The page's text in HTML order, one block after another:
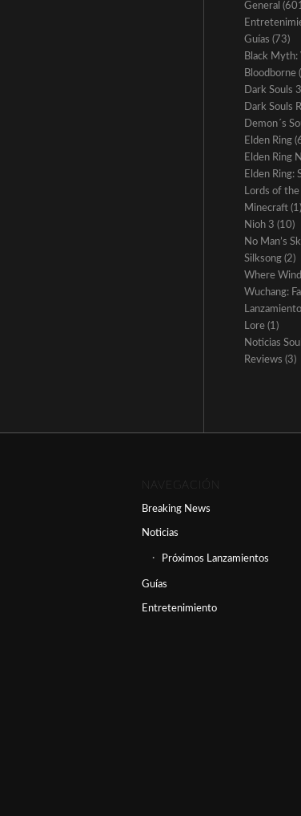
General
Guías (73)
Black Myth:
Bloodborne
Dark Souls 3
Dark Souls
Demon´s
Elden Ring
Elden Ring
Elden Ring:
Lords of
Minecraft(1)
Nioh 3 (10)
No Man’s
Silksong(2)
Where
Wuchang:
Lore(1)
Noticias
Reviews (3)
NAVEGACIÓN
Breaking News
Noticias
Próximos Lanzamientos
Guías
Entretenimiento